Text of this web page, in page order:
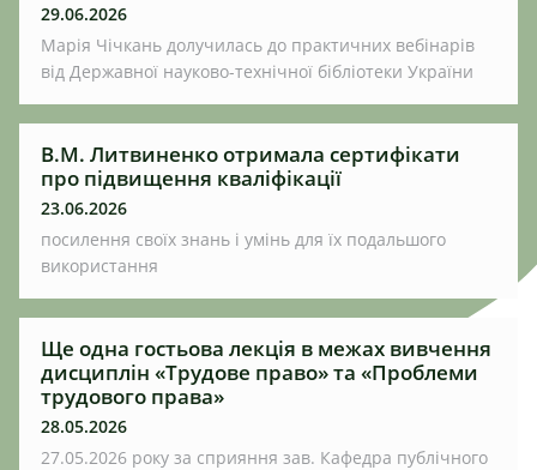
29.06.2026
Марія Чічкань долучилась до практичних вебінарів
від Державної науково-технічної бібліотеки України
В.М. Литвиненко отримала сертифікати
про підвищення кваліфікації
23.06.2026
посилення своїх знань і умінь для їх подальшого
використання
Ще одна гостьова лекція в межах вивчення
дисциплін «Трудове право» та «Проблеми
трудового права»
28.05.2026
27.05.2026 року за сприяння зав. Кафедра публічного